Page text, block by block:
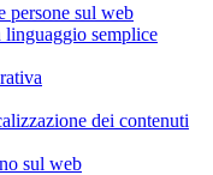
persone sul web
semplice
dei contenuti
sul web